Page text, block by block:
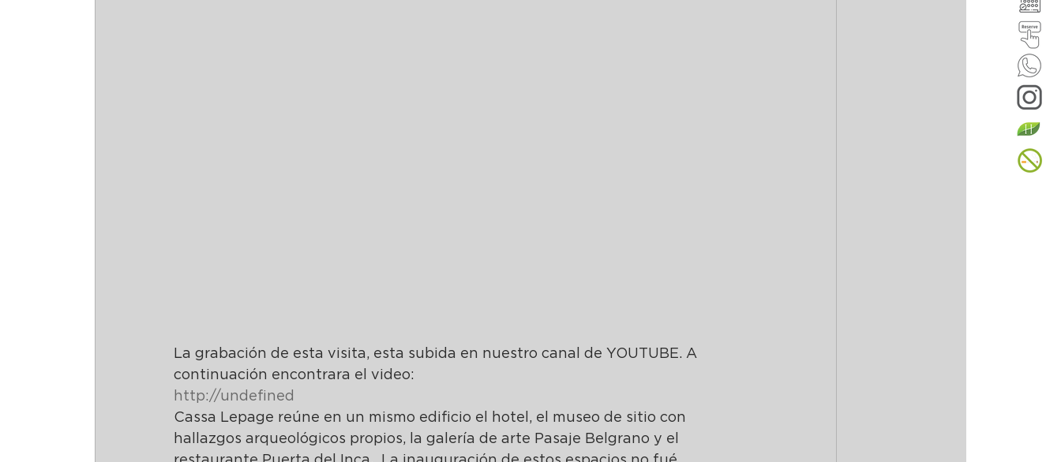
La grabación de esta visita, esta subida en nuestro canal de YOUTUBE. A
continuación encontrara el video:
http://undefined
Cassa Lepage reúne en un mismo edificio el hotel, el museo de sitio con
hallazgos arqueológicos propios, la galería de arte Pasaje Belgrano y el